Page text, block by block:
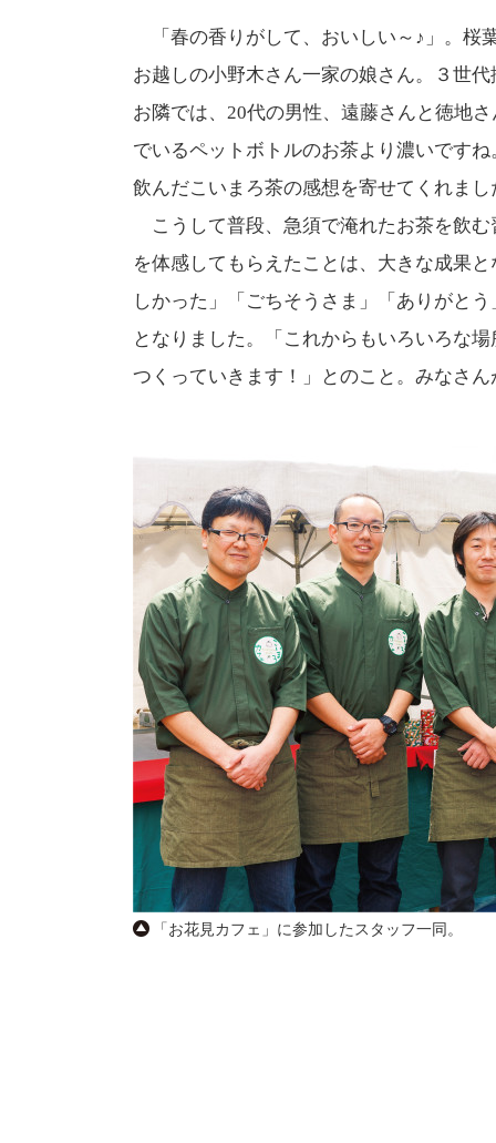
「春の香りがして、おいしい～♪」。桜
お越しの小野木さん一家の娘さん。３世
お隣では、20代の男性、遠藤さんと徳地
でいるペットボトルのお茶より濃いです
飲んだこいまろ茶の感想を寄せてくれまし
こうして普段、急須で淹れたお茶を飲
を体感してもらえたことは、大きな成果
しかった」「ごちそうさま」「ありがと
となりました。「これからもいろいろな
つくっていきます！」とのこと。みなさ
「お花見カフェ」に参加したスタッフ一同。